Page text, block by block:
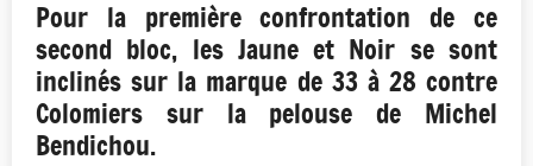
Pour la première confrontation de ce
second bloc, les Jaune et Noir se sont
inclinés sur la marque de 33 à 28 contre
Colomiers sur la pelouse de Michel
Bendichou.